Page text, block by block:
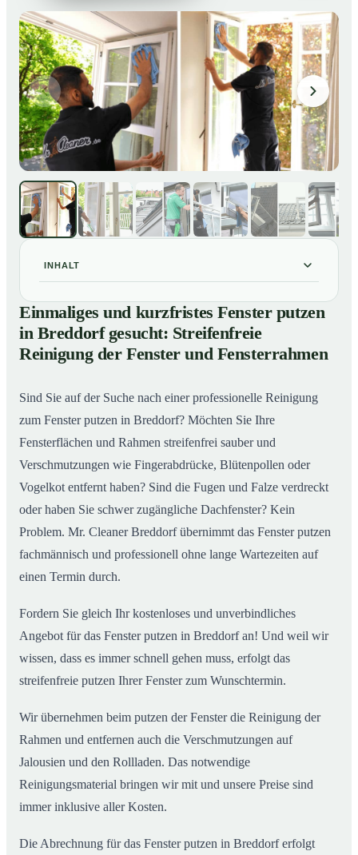
INHALT
Einmaliges und kurzfristes Fenster putzen in Breddorf
gesucht: Streifenfreie Reinigung der Fenster und
Fensterrahmen
02So putzen unsere Profis in Breddorf Ihre Fenster
Einmaliges und kurzfristes Fenster putzen
in Breddorf gesucht: Streifenfreie
Reinigung der Fenster und Fensterrahmen
Sind Sie auf der Suche nach einer professionelle Reinigung
zum Fenster putzen in Breddorf? Möchten Sie Ihre
Fensterflächen und Rahmen streifenfrei sauber und
Verschmutzungen wie Fingerabdrücke, Blütenpollen oder
Vogelkot entfernt haben? Sind die Fugen und Falze verdreckt
oder haben Sie schwer zugängliche Dachfenster? Kein
Problem. Mr. Cleaner Breddorf übernimmt das Fenster putzen
fachmännisch und professionell ohne lange Wartezeiten auf
einen Termin durch.
Fordern Sie gleich Ihr kostenloses und unverbindliches
Angebot für das Fenster putzen in Breddorf an! Und weil wir
wissen, dass es immer schnell gehen muss, erfolgt das
streifenfreie putzen Ihrer Fenster zum Wunschtermin.
Wir übernehmen beim putzen der Fenster die Reinigung der
Rahmen und entfernen auch die Verschmutzungen auf
Jalousien und den Rollladen. Das notwendige
Reinigungsmaterial bringen wir mit und unsere Preise sind
immer inklusive aller Kosten.
Die Abrechnung für das Fenster putzen in Breddorf erfolgt